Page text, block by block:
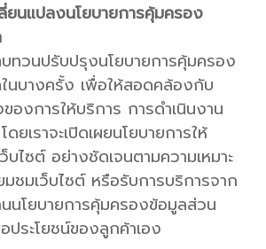
ยนแปลงนโยบายการคุ้มครอง
ทวนปรับปรุงนโยบายการคุ้มครอง
นบางครั้ง เพื่อให้สอดคล้องกับ
องการให้บริการ การดำเนินงาน
ยเราจะเปิดเผยนโยบายการให้
บไซต์ อย่างชัดเจนตามความเหมาะ
มชมเว็บไซต์ หรือรับการบริการจาก
นนโยบายการคุ้มครองข้อมูลส่วน
ระโยชน์ของลูกค้าเอง